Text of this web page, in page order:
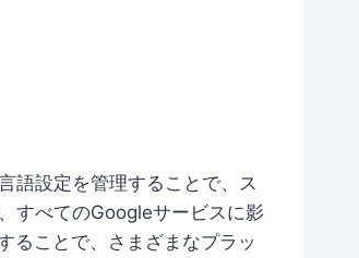
語設定を管理することで、ス
すべてのGoogleサービスに影
ることで、さまざまなプラッ